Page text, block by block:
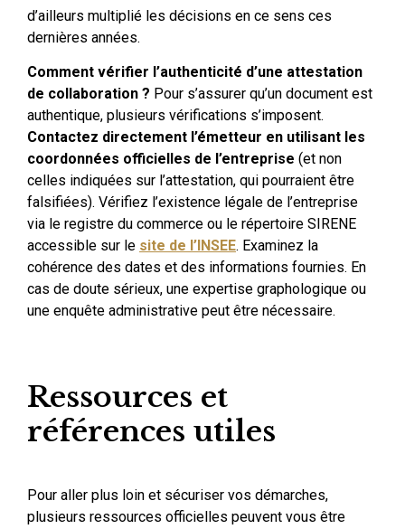
d’ailleurs multiplié les décisions en ce sens ces
dernières années.
Comment vérifier l’authenticité d’une attestation
de collaboration ? Pour s’assurer qu’un document est
authentique, plusieurs vérifications s’imposent.
Contactez directement l’émetteur en utilisant les
coordonnées officielles de l’entreprise (et non
celles indiquées sur l’attestation, qui pourraient être
falsifiées). Vérifiez l’existence légale de l’entreprise
via le registre du commerce ou le répertoire SIRENE
accessible sur le site de l’INSEE. Examinez la
cohérence des dates et des informations fournies. En
cas de doute sérieux, une expertise graphologique ou
une enquête administrative peut être nécessaire.
Ressources et
références utiles
Pour aller plus loin et sécuriser vos démarches,
plusieurs ressources officielles peuvent vous être